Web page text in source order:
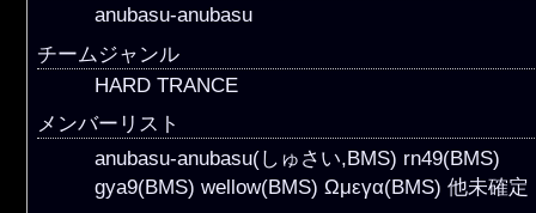
anubasu-anubasu
チームジャンル
HARD TRANCE
メンバーリスト
anubasu-anubasu(しゅさい,BMS) rn49(BMS)
gya9(BMS) wellow(BMS) Ωμεγα(BMS) 他未確定